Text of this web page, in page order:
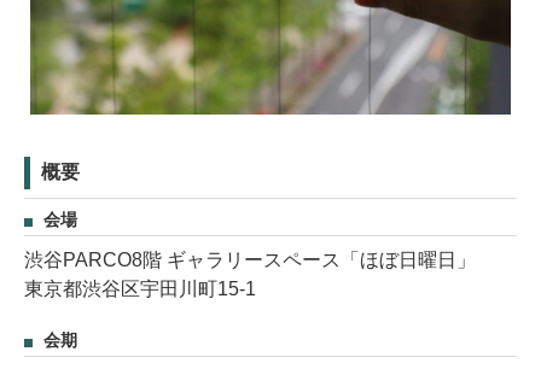
概要
会場
渋谷PARCO8階 ギャラリースペース「ほぼ日曜日」
東京都渋谷区宇田川町15-1
会期